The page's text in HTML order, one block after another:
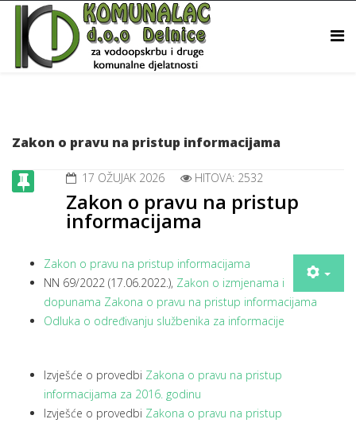
Zakon o pravu na pristup informacijama
17 OŽUJAK 2026 HITOVA: 2532
Zakon o pravu na pristup
informacijama
Zakon o pravu na pristup informacijama
NN 69/2022 (17.06.2022.), Zakon o izmjenama i
dopunama Zakona o pravu na pristup informacijama
Odluka o određivanju službenika za informacije
Izvješće o provedbi Zakona o pravu na pristup
informacijama za 2016. godinu
Izvješće o provedbi Zakona o pravu na pristup